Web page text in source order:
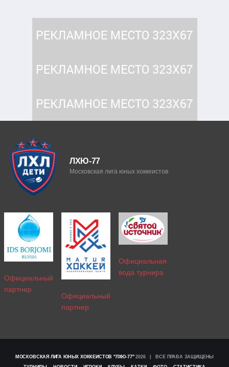
ЛХЮ-77
Московская лига юных хоккеистов
Официальный
партнер
Официальный
партнер
Официальная
вода турнира
МОСКОВСКАЯ ЛИГА ЮНЫХ ХОККЕИСТОВ "ЛХЮ-77"2026 | ВСЕ ПРАВА ЗАЩИЩЕНЫ